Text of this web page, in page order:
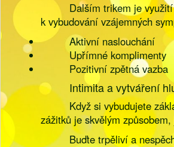
Dalším trikem je
k vybudování vzájemných
Aktivní naslouchání
Upřímné komplimenty
Pozitivní zpětná vazba
Intimita a vytváření
Když si vybudujete
zážitků je skvělým
Buďte trpěliví a